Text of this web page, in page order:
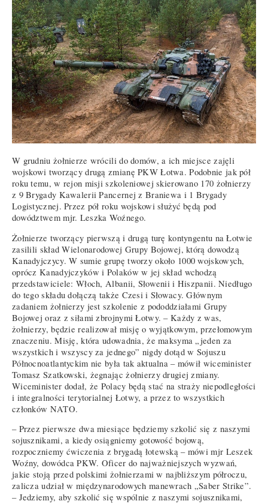
W grudniu żołnierze wrócili do domów, a ich miejsce zajęli
wojskowi tworzący drugą zmianę PKW Łotwa. Podobnie jak pół
roku temu, w rejon misji szkoleniowej skierowano 170 żołnierzy
z 9 Brygady Kawalerii Pancernej z Braniewa i 1 Brygady
Logistycznej. Przez pół roku wojskowi służyć będą pod
dowództwem mjr. Leszka Woźnego.
Żołnierze tworzący pierwszą i drugą turę kontyngentu na Łotwie
zasilili skład Wielonarodowej Grupy Bojowej, którą dowodzą
Kanadyjczycy. W sumie grupę tworzy około 1000 wojskowych,
oprócz Kanadyjczyków i Polaków w jej skład wchodzą
przedstawiciele: Włoch, Albanii, Słowenii i Hiszpanii. Niedługo
do tego składu dołączą także Czesi i Słowacy. Głównym
zadaniem żołnierzy jest szkolenie z pododdziałami Grupy
Bojowej oraz z siłami zbrojnymi Łotwy. – Każdy z was,
żołnierzy, będzie realizował misję o wyjątkowym, przełomowym
znaczeniu. Misję, która udowadnia, że maksyma „jeden za
wszystkich i wszyscy za jednego” nigdy dotąd w Sojuszu
Północnoatlantyckim nie była tak aktualna – mówił wiceminister
Tomasz Szatkowski, żegnając żołnierzy drugiej zmiany.
Wiceminister dodał, że Polacy będą stać na straży niepodległości
i integralności terytorialnej Łotwy, a przez to wszystkich
członków NATO.
– Przez pierwsze dwa miesiące będziemy szkolić się z naszymi
sojusznikami, a kiedy osiągniemy gotowość bojową,
rozpoczniemy ćwiczenia z brygadą łotewską – mówi mjr Leszek
Woźny, dowódca PKW. Oficer do najważniejszych wyzwań,
jakie stoją przed polskimi żołnierzami w najbliższym półroczu,
zalicza udział w międzynarodowych manewrach „Saber Strike”.
– Jedziemy, aby szkolić się wspólnie z naszymi sojusznikami,